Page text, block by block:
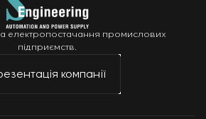
електропостачання промислових
підприємств.
компанії